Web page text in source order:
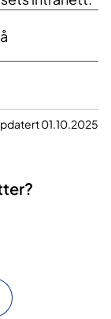
01.10.2025